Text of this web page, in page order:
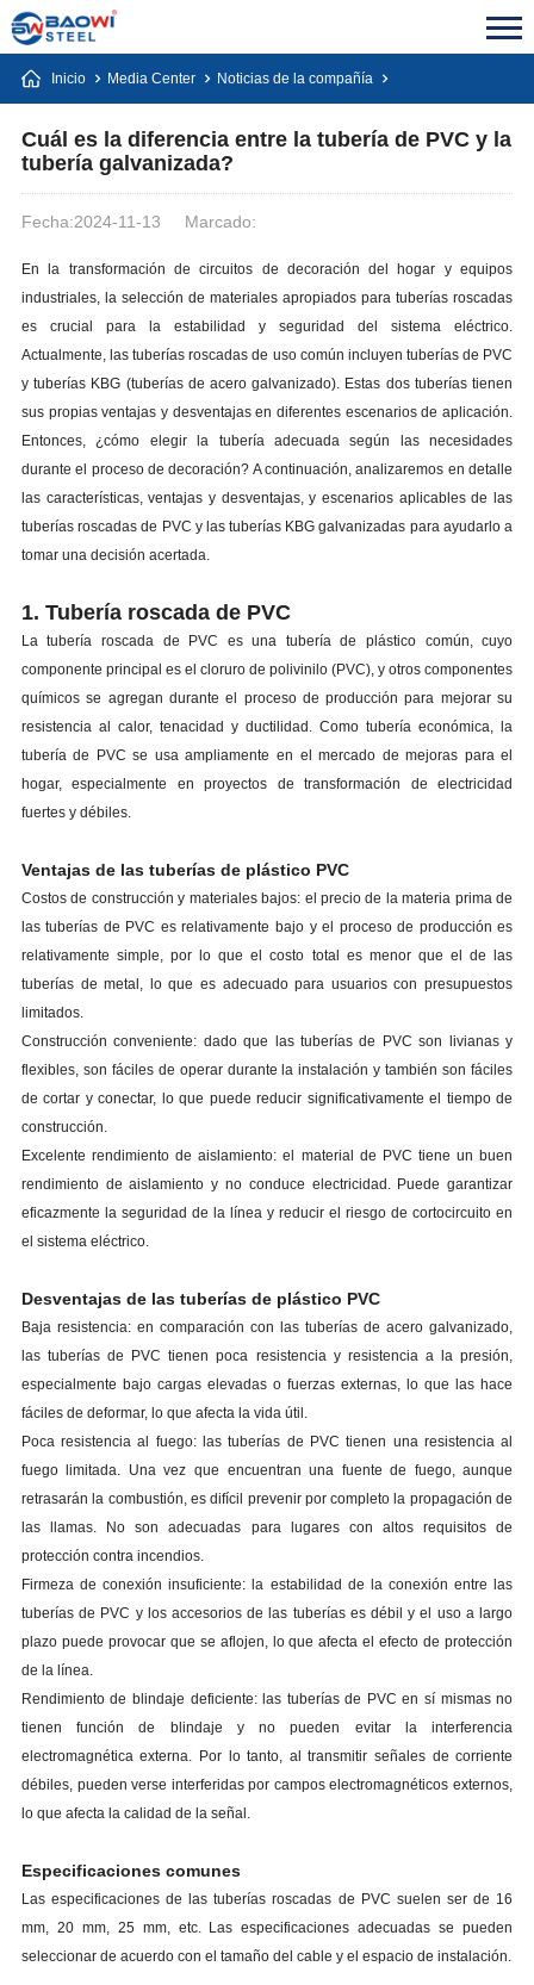
Inicio Media Center Noticias de la compañía
Cuál es la diferencia entre la tubería de PVC y la
tubería galvanizada?
Fecha:2024-11-13 Marcado:
En la transformación de circuitos de decoración del hogar y equipos
industriales, la selección de materiales apropiados para tuberías roscadas
es crucial para la estabilidad y seguridad del sistema eléctrico.
Actualmente, las tuberías roscadas de uso común incluyen tuberías de PVC
y tuberías KBG (tuberías de acero galvanizado). Estas dos tuberías tienen
sus propias ventajas y desventajas en diferentes escenarios de aplicación.
Entonces, ¿cómo elegir la tubería adecuada según las necesidades
durante el proceso de decoración? A continuación, analizaremos en detalle
las características, ventajas y desventajas, y escenarios aplicables de las
tuberías roscadas de PVC y las tuberías KBG galvanizadas para ayudarlo a
tomar una decisión acertada.
1. Tubería roscada de PVC
La tubería roscada de PVC es una tubería de plástico común, cuyo
componente principal es el cloruro de polivinilo (PVC), y otros componentes
químicos se agregan durante el proceso de producción para mejorar su
resistencia al calor, tenacidad y ductilidad. Como tubería económica, la
tubería de PVC se usa ampliamente en el mercado de mejoras para el
hogar, especialmente en proyectos de transformación de electricidad
fuertes y débiles.
Ventajas de las tuberías de plástico PVC
Costos de construcción y materiales bajos: el precio de la materia prima de
las tuberías de PVC es relativamente bajo y el proceso de producción es
relativamente simple, por lo que el costo total es menor que el de las
tuberías de metal, lo que es adecuado para usuarios con presupuestos
limitados.
Construcción conveniente: dado que las tuberías de PVC son livianas y
flexibles, son fáciles de operar durante la instalación y también son fáciles
de cortar y conectar, lo que puede reducir significativamente el tiempo de
construcción.
Excelente rendimiento de aislamiento: el material de PVC tiene un buen
rendimiento de aislamiento y no conduce electricidad. Puede garantizar
eficazmente la seguridad de la línea y reducir el riesgo de cortocircuito en
el sistema eléctrico.
Desventajas de las tuberías de plástico PVC
Baja resistencia: en comparación con las tuberías de acero galvanizado,
las tuberías de PVC tienen poca resistencia y resistencia a la presión,
especialmente bajo cargas elevadas o fuerzas externas, lo que las hace
fáciles de deformar, lo que afecta la vida útil.
Poca resistencia al fuego: las tuberías de PVC tienen una resistencia al
fuego limitada. Una vez que encuentran una fuente de fuego, aunque
retrasarán la combustión, es difícil prevenir por completo la propagación de
las llamas. No son adecuadas para lugares con altos requisitos de
protección contra incendios.
Firmeza de conexión insuficiente: la estabilidad de la conexión entre las
tuberías de PVC y los accesorios de las tuberías es débil y el uso a largo
plazo puede provocar que se aflojen, lo que afecta el efecto de protección
de la línea.
Rendimiento de blindaje deficiente: las tuberías de PVC en sí mismas no
tienen función de blindaje y no pueden evitar la interferencia
electromagnética externa. Por lo tanto, al transmitir señales de corriente
débiles, pueden verse interferidas por campos electromagnéticos externos,
lo que afecta la calidad de la señal.
Especificaciones comunes
Las especificaciones de las tuberías roscadas de PVC suelen ser de 16
mm, 20 mm, 25 mm, etc. Las especificaciones adecuadas se pueden
seleccionar de acuerdo con el tamaño del cable y el espacio de instalación.